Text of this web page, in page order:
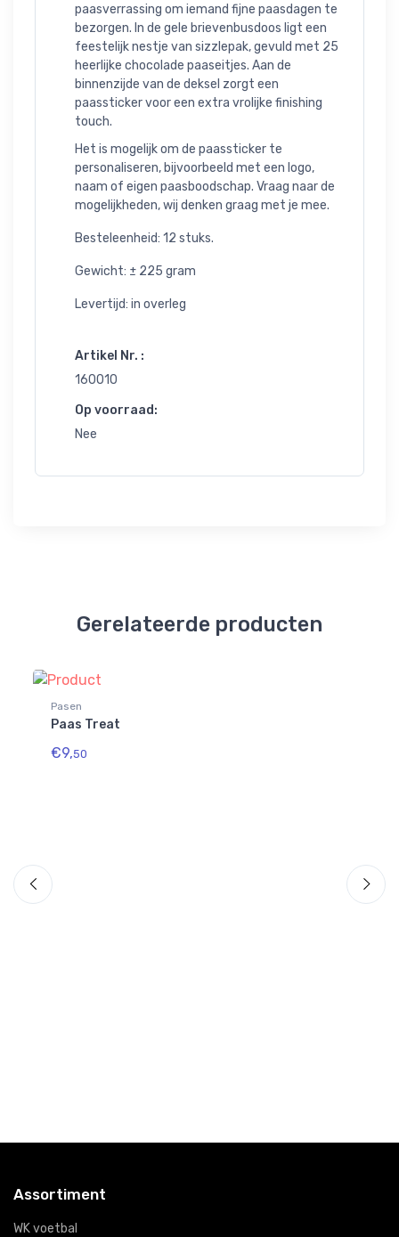
paasverrassing om iemand fijne paasdagen te
bezorgen. In de gele brievenbusdoos ligt een
feestelijk nestje van sizzlepak, gevuld met 25
heerlijke chocolade paaseitjes. Aan de
binnenzijde van de deksel zorgt een
paassticker voor een extra vrolijke finishing
touch.
Het is mogelijk om de paassticker te
personaliseren, bijvoorbeeld met een logo,
naam of eigen paasboodschap. Vraag naar de
mogelijkheden, wij denken graag met je mee.
Besteleenheid: 12 stuks.
Gewicht: ± 225 gram
Levertijd: in overleg
Artikel Nr. :
160010
Op voorraad:
Nee
Gerelateerde producten
Pasen
Paas Treat
€9,50
Assortiment
WK voetbal